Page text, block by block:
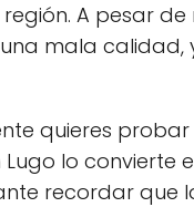
A pesar de
mala calidad,
quieres
lo convierte
recordar que